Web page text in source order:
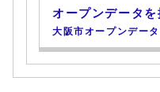
オープンデータを
大阪市オープンデー